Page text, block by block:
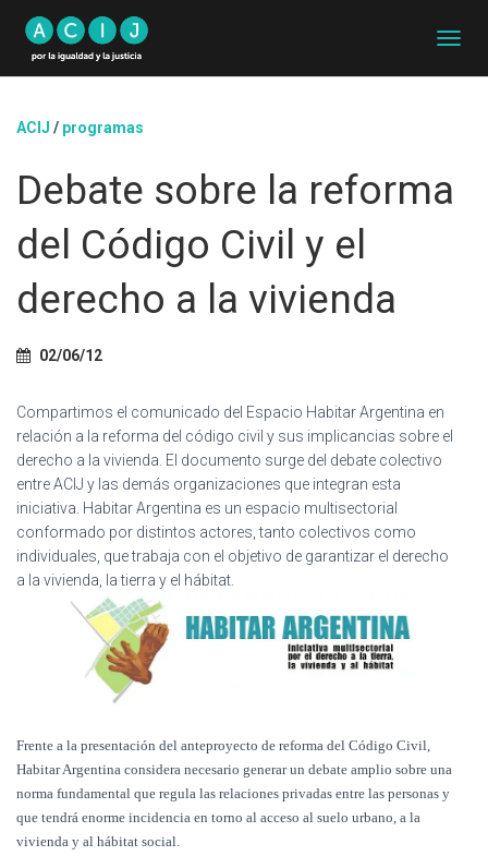
A
M
A
ACIJ / programas
Debate sobre la reforma
del Código Civil y el
derecho a la vivienda
02/06/12
Compartimos el comunicado del Espacio Habitar Argentina en
relación a la reforma del código civil y sus implicancias sobre el
derecho a la vivienda. El documento surge del debate colectivo
entre ACIJ y las demás organizaciones que integran esta
iniciativa. Habitar Argentina es un espacio multisectorial
conformado por distintos actores, tanto colectivos como
individuales, que trabaja con el objetivo de garantizar el derecho
a la vivienda, la tierra y el hábitat.
Frente a la presentación del anteproyecto de reforma del Código Civil,
Habitar Argentina considera necesario generar un debate amplio sobre una
norma fundamental que regula las relaciones privadas entre las personas y
que tendrá enorme incidencia en torno al acceso al suelo urbano, a la
vivienda y al hábitat social.